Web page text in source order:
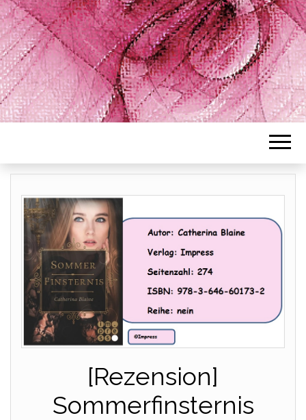
[Rezension]
Sommerfinsternis